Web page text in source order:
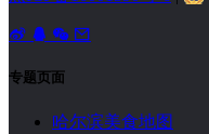
专题页面
哈尔滨美食地图